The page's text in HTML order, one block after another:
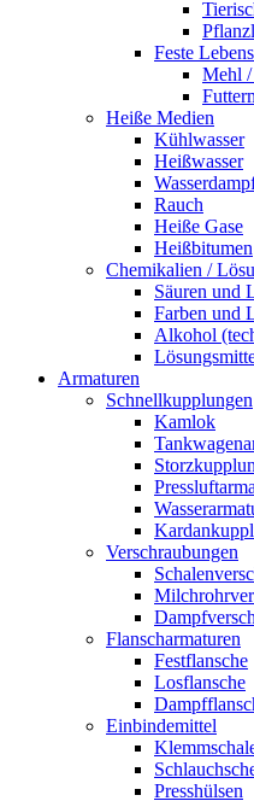
Feste
Mehl /
Heiße Medien
Kühlwasser
Heißwasser
Rauch
Heiße Gase
Heißbitumen
Chemikalien /
Säuren und
Farben und
Alkohol
Armaturen
Schnellkupplungen
Kamlok
Verschraubungen
Flanscharmaturen
Festflansche
Losflansche
Einbindemittel
Presshülsen